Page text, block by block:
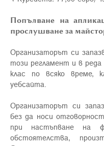
Попълване на
прослушване за
Организаторът си
този регламент и в
клас по всяко време,
уебсайта.
Организаторът си
без да носи
при настъпване на
обстоятелства,